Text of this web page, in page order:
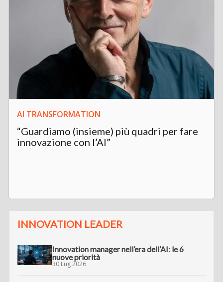
AI TRANSFORMATION
“Guardiamo (insieme) più quadri per fare
innovazione con l’AI”
INNOVATION LEADER
Innovation manager nell’era dell’AI: le 6
nuove priorità
30 Lug 2026